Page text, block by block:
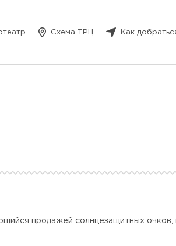
Схема ТРЦ Как
продажей солнцезащитных очков,